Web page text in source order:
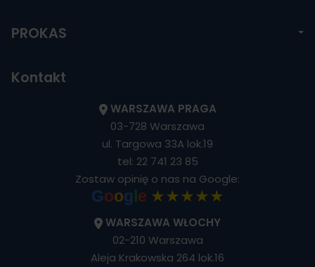
PROKAS
Kontakt
WARSZAWA PRAGA
03-728 Warszawa
ul. Targowa 33A lok.19
tel: 22 741 23 85
Zostaw opinię o nas na Google:
Goog e ★★★★★
WARSZAWA WŁOCHY
02-210 Warszawa
Aleja Krakowska 264 lok.16